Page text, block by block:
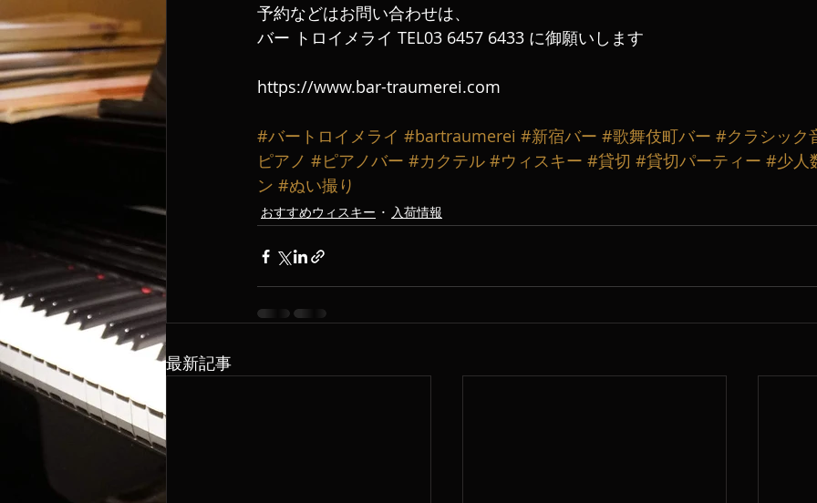
予約などはお問い合わせは、
バー トロイメライ TEL03 6457 6433 に御願いします
https://www.bar-traumerei.com
#バートロイメライ #bartraumerei #新宿バー #歌舞伎町バー #クラシック
ピアノ #ピアノバー #カクテル #ウィスキー #貸切 #貸切パーティー #少人
ン #ぬい撮り
おすすめウィスキー 入荷情報
最新記事